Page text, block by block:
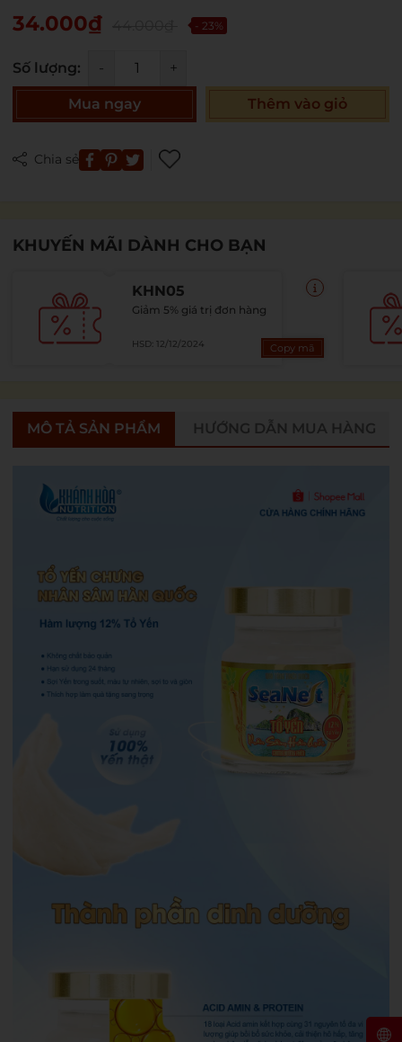
34.000₫ - 23%
Số lượng: - +
Mua ngay Thêm vào giỏ
Chia sẻ
KHUYẾN MÃI DÀNH CHO BẠN
KHN05
Giảm 5% giá trị đơn hàng
HSD: 12/12/2024 Copy mã
Mã giảm giá:
Ngày hết hạn:
MÔ TẢ SẢN PHẨM HƯỚNG DẪN MUA HÀNG